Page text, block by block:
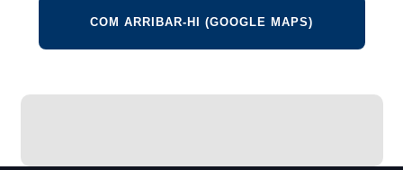
COM ARRIBAR-HI (GOOGLE MAPS)